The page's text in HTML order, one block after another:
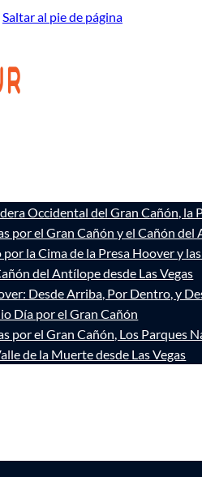
Saltar al pie de página
Occidental del Gran Cañón,
por el Gran Cañón y el Cañón del
por la Cima de la Presa Hoover y
del Antílope desde Las Vegas
Desde Arriba, Por Dentro, y
Día por el Gran Cañón
por el Gran Cañón, Los Parques
de la Muerte desde Las Vegas